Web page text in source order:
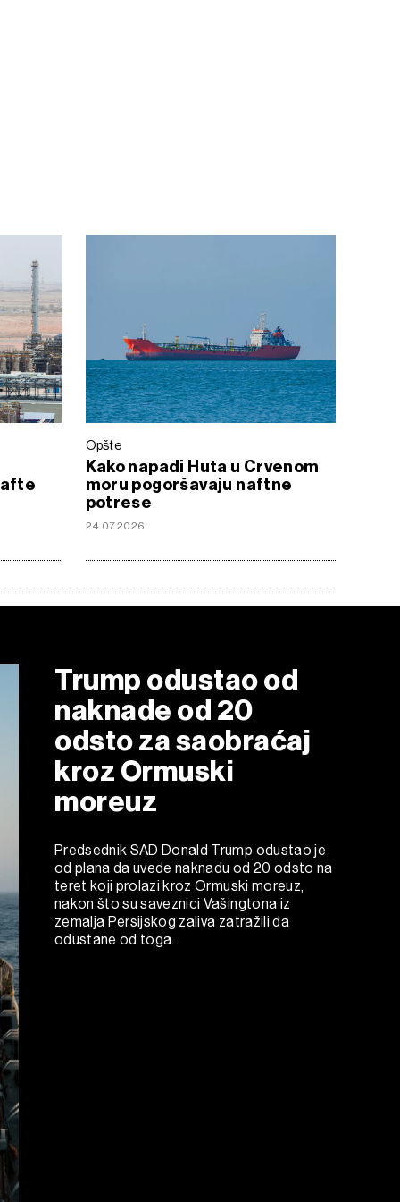
Opšte
Kako napadi Huta u Crvenom
moru pogoršavaju naftne
potrese
24.07.2026
Trump odustao od
naknade od 20
odsto za saobraćaj
kroz Ormuski
moreuz
Predsednik SAD Donald Trump odustao je
od plana da uvede naknadu od 20 odsto na
teret koji prolazi kroz Ormuski moreuz,
nakon što su saveznici Vašingtona iz
zemalja Persijskog zaliva zatražili da
odustane od toga.